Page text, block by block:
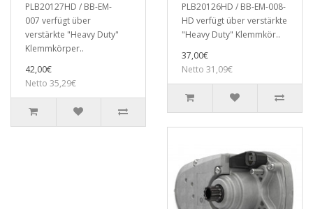
PLB20127HD / BB-EM-
007 verfügt über
verstärkte "Heavy Duty"
Klemmkörper..
42,00€
Netto 35,29€
PLB20126HD / BB-EM-008-
HD verfügt über verstärkte
"Heavy Duty" Klemmkör..
37,00€
Netto 31,09€